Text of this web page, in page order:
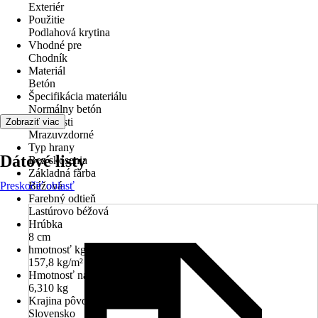
Exteriér
Použitie
Podlahová krytina
Vhodné pre
Chodník
Materiál
Betón
Špecifikácia materiálu
Normálny betón
Vlastnosti
Mrazuvzdorné
Typ hrany
Bez skosenia
Základná farba
Béžová
Farebný odtieň
Lastúrovo béžová
Hrúbka
8 cm
hmotnosť kg/m²
157,8 kg/m²
Hmotnosť na kus
6,310 kg
Krajina pôvodu
Slovensko
Zobraziť viac
Dátové listy
Preskočiť oblasť